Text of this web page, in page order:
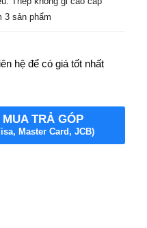
3 sản phẩm
hệ để có giá tốt nhất
MUA TRẢ GÓP
Master Card, JCB)